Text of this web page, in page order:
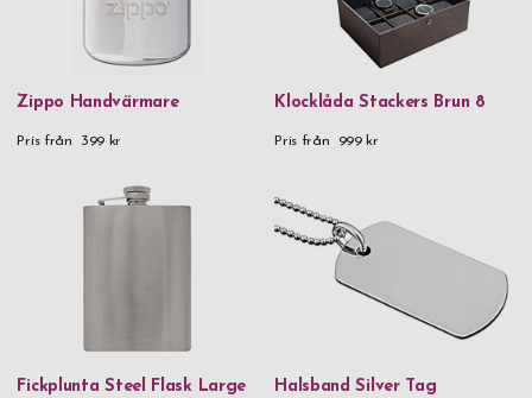
Aluminium & trä
Blyfritt kristallglas
FSC-certifierad karboniserad bambu FSC®️-certified carbonized
Handgjort glas
Zippo Handvärmare
Pris från 399 kr
Klocklåda Stackers Brun 8
Pris från 999 kr
Fickplunta Steel Flask Large Halsband Silver Tag